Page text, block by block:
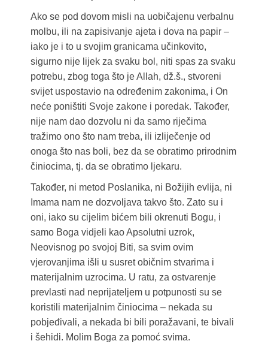
Ako se pod dovom misli na uobičajenu verbalnu
molbu, ili na zapisivanje ajeta i dova na papir –
iako je i to u svojim granicama učinkovito,
sigurno nije lijek za svaku bol, niti spas za svaku
potrebu, zbog toga što je Allah, dž.š., stvoreni
svijet uspostavio na određenim zakonima, i On
neće poništiti Svoje zakone i poredak. Također,
nije nam dao dozvolu ni da samo riječima
tražimo ono što nam treba, ili izliječenje od
onoga što nas boli, bez da se obratimo prirodnim
činiocima, tj. da se obratimo ljekaru.
Također, ni metod Poslanika, ni Božijih evlija, ni
Imama nam ne dozvoljava takvo što. Zato su i
oni, iako su cijelim bićem bili okrenuti Bogu, i
samo Boga vidjeli kao Apsolutni uzrok,
Neovisnog po svojoj Biti, sa svim ovim
vjerovanjima išli u susret običnim stvarima i
materijalnim uzrocima. U ratu, za ostvarenje
prevlasti nad neprijateljem u potpunosti su se
koristili materijalnim činiocima – nekada su
pobjeđivali, a nekada bi bili poražavani, te bivali
i šehidi. Molim Boga za pomoć svima.